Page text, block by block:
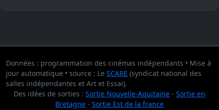
Données : programmation des cinémas indépendants • Mise à
jour automatique • source : Le SCARE (syndicat national des
salles indépendantes et Art et Essai).
Des idées de sorties : Sortie Nouvelle-Aquitaine - Sortie en
Bretagne - Sortie Est de la france